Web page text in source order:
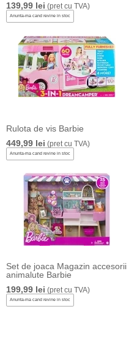
139,99 lei (pret cu TVA)
Anunta-ma cand revine in stoc
Rulota de vis Barbie
449,99 lei (pret cu TVA)
Anunta-ma cand revine in stoc
Set de joaca Magazin accesorii
animalute Barbie
199,99 lei (pret cu TVA)
Anunta-ma cand revine in stoc